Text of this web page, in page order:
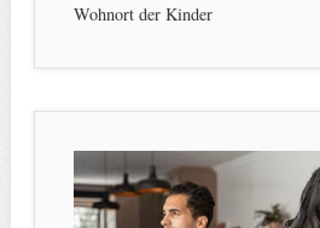
Wohnort der Kinder